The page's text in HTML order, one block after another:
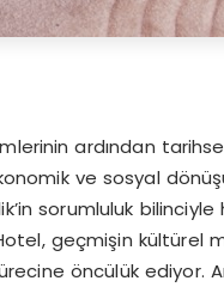
ardından
ve sosyal
sorumluluk
geçmişin kültürel
öncülük ediyor.